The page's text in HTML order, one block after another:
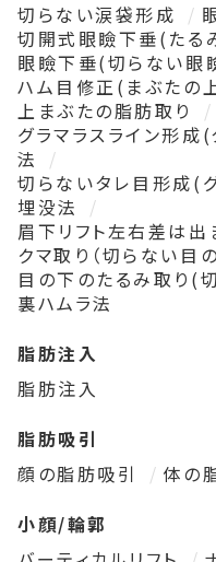
切らない涙袋形成
切開式眼瞼下垂(たる
眼瞼下垂(切らない眼
ハム目修正(まぶたの
上まぶたの脂肪取り
グラマラスライン形
法
切らないタレ目形成(
埋没法
眉下リフト左右差は出
クマ取り（切らない目
目の下のたるみ取り(
裏ハムラ法
脂肪注入
脂肪注入
脂肪吸引
顔の脂肪吸引
体の
小顔/輪郭